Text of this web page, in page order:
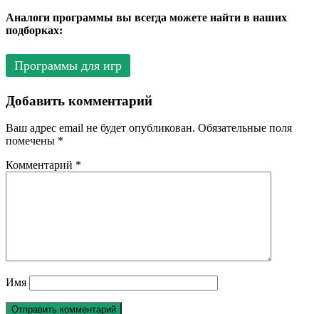
Аналоги программы вы всегда можете найти в наших
подборках:
Программы для игр
Добавить комментарий
Ваш адрес email не будет опубликован. Обязательные поля
помечены *
Комментарий *
Имя